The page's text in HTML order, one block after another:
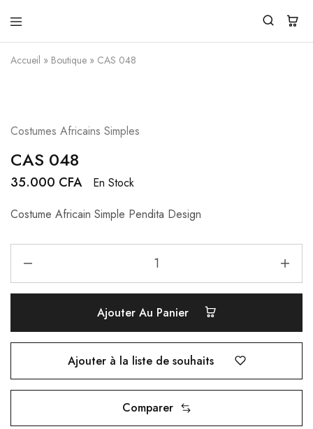
Pendita
Design
Vente
de
vêtements
Accueil » Boutique » CAS 048
Costumes Africains Simples
CAS 048
35.000 CFA
En Stock
Costume Africain Simple Pendita Design
Ajouter Au Panier
Ajouter à la liste de souhaits
Comparer